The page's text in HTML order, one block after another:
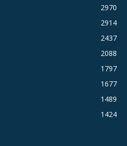
2970
2914
2437
2088
1797
1677
1489
1424